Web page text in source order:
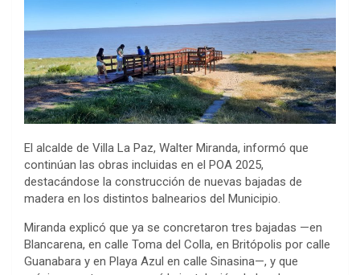
El alcalde de Villa La Paz, Walter Miranda, informó que
continúan las obras incluidas en el POA 2025,
destacándose la construcción de nuevas bajadas de
madera en los distintos balnearios del Municipio.
Miranda explicó que ya se concretaron tres bajadas —en
Blancarena, en calle Toma del Colla, en Britópolis por calle
Guanabara y en Playa Azul en calle Sinasina—, y que